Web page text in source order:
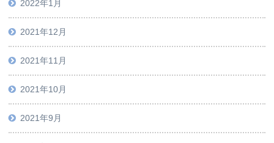
2022年1月
2021年12月
2021年11月
2021年10月
2021年9月